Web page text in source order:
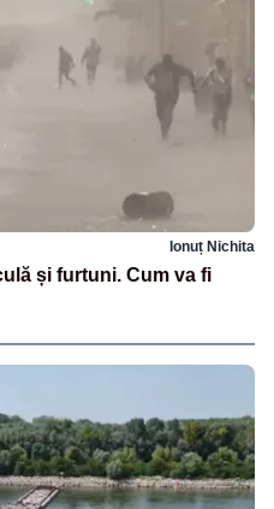
Ionuț Nichita
și furtuni. Cum va fi